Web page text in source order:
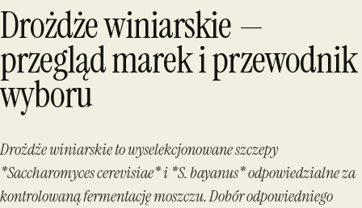
Drożdże winiarskie —
przegląd marek i przewodnik
wyboru
Drożdże winiarskie to wyselekcjonowane szczepy
*Saccharomyces cerevisiae* i *S. bayanus* odpowiedzialne za
kontrolowaną fermentację moszczu. Dobór odpowiedniego